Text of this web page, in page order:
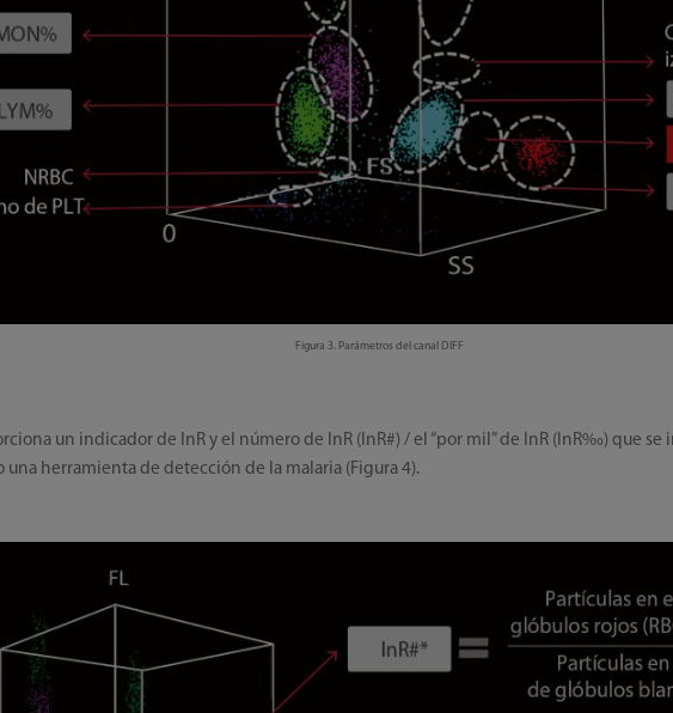
Figura 3. Parámetros del canal DIFF
un indicador de InR y el número de InR (InR#) / el “por mil” de InR (InR‰) que
una herramienta de detección de la malaria (Figura 4).